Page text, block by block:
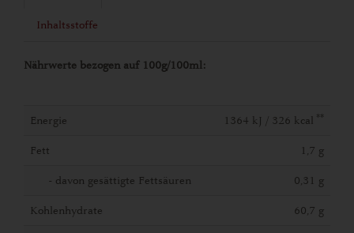
Inhaltsstoffe
Nährwerte bezogen auf 100g/100ml:
Energie 1364 kJ / 326 kcal **
Fett 1,7 g
- davon gesättigte Fettsäuren 0,31 g
Kohlenhydrate 60,7 g